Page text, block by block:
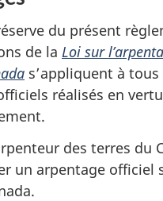
du présent
de la Loi sur
s’appliquent à tous
réalisés en
des terres du
un arpentage officiel